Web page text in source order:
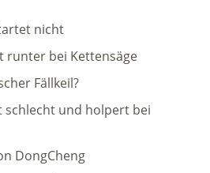
nicht
runter bei Kettensäge
Fällkeil?
schlecht und holpert bei
DongCheng